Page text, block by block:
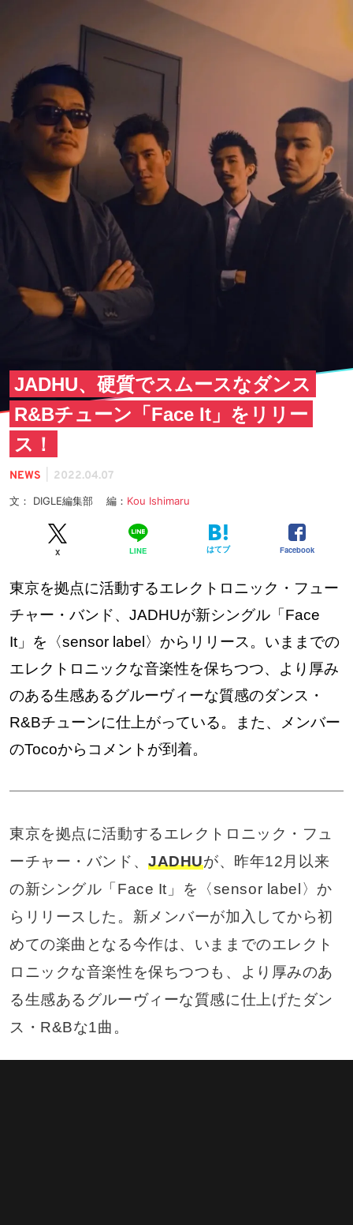
JADHU、硬質でスムースなダンス
R&Bチューン「Face It」をリリー
ス！
NEWS 2022.04.07
文： DIGLE編集部 編： Kou Ishimaru
X LINE はてブ Facebook
東京を拠点に活動するエレクトロニック・フュー
チャー・バンド、JADHUが新シングル「Face
It」を〈sensor label〉からリリース。いままでの
エレクトロニックな音楽性を保ちつつ、より厚み
のある生感あるグルーヴィーな質感のダンス・
R&Bチューンに仕上がっている。また、メンバー
のTocoからコメントが到着。
東京を拠点に活動するエレクトロニック・フュ
ーチャー・バンド、JADHUが、昨年12月以来
の新シングル「Face It」を〈sensor label〉か
らリリースした。新メンバーが加入してから初
めての楽曲となる今作は、いままでのエレクト
ロニックな音楽性を保ちつつも、より厚みのあ
る生感あるグルーヴィーな質感に仕上げたダン
ス・R&Bな1曲。